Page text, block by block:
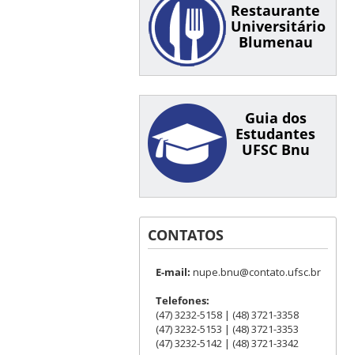
Restaurante
Universitário
Blumenau
Guia dos
Estudantes
UFSC Bnu
CONTATOS
E-mail: nupe.bnu@contato.ufsc.br
Telefones:
(47) 3232-5158 | (48) 3721-3358
(47) 3232-5153 | (48) 3721-3353
(47) 3232-5142 | (48) 3721-3342